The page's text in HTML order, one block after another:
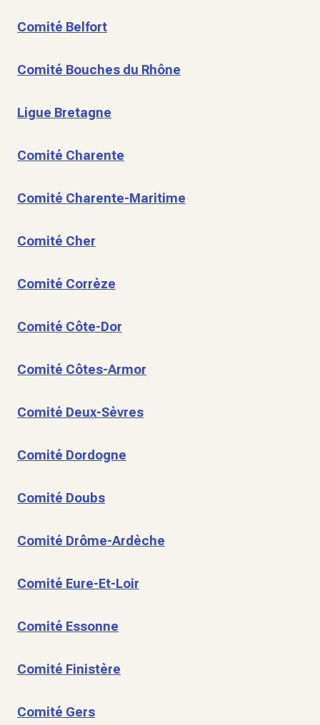
Comité Belfort
Comité Bouches du Rhône
Ligue Bretagne
Comité Charente
Comité Charente-Maritime
Comité Cher
Comité Corrèze
Comité Côte-Dor
Comité Côtes-Armor
Comité Deux-Sèvres
Comité Dordogne
Comité Doubs
Comité Drôme-Ardèche
Comité Eure-Et-Loir
Comité Essonne
Comité Finistère
Comité Gers